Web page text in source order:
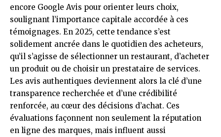
encore Google Avis pour orienter leurs choix,
soulignant l’importance capitale accordée à ces
témoignages. En 2025, cette tendance s’est
solidement ancrée dans le quotidien des acheteurs,
qu’il s’agisse de sélectionner un restaurant, d’acheter
un produit ou de choisir un prestataire de services.
Les avis authentiques deviennent alors la clé d’une
transparence recherchée et d’une crédibilité
renforcée, au cœur des décisions d’achat. Ces
évaluations façonnent non seulement la réputation
en ligne des marques, mais influent aussi